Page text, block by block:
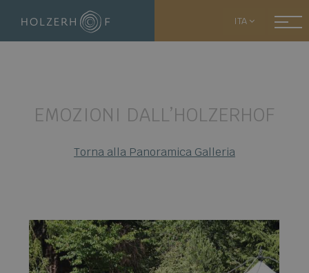
ITA
EMOZIONI DALL’HOLZERHOF
Torna alla Panoramica Galleria